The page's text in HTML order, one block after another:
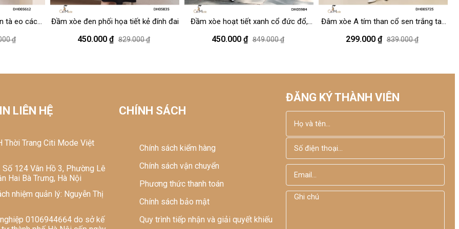
hóa: Công ty TNHH thời trang Citi Mode Việt Nam
tà eo cách
₫
Đầm xòe đen phối họa tiết kẻ đính đai
450.000 ₫ 829.000 ₫
Đầm xòe hoạt tiết xanh cổ đức đổ,
450.000 ₫ 849.000 ₫
Đâm xòe A tím than cổ sen trắng tay
299.000 ₫ 839.000 ₫
CHÍNH SÁCH
Chính sách kiểm hàng
Chính sách vận chuyển
Phương thức thanh toán
Chính sách bảo mật
Quy trình tiếp nhận và giải quyết khiếu
ĐĂNG KÝ THÀNH VIÊN
LIÊN HỆ
Thời Trang Citi Mode Việt
124 Vân Hồ 3, Phường Lê
Hai Bà Trưng, Hà Nội
nhiệm quản lý: Nguyễn Thị
0106944664 do sở kế